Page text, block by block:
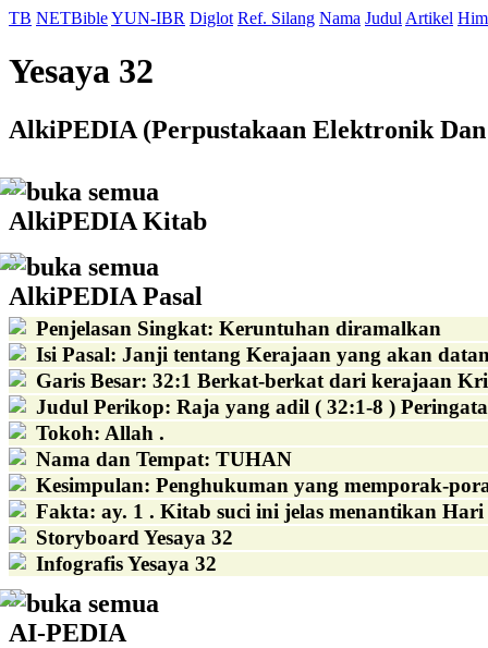
TB NETBibleYUN-IBR Diglot Ref. Silang Nama Judul Artikel
Yesaya 32
AlkiPEDIA (Perpustakaan Elektronik
buka semua
AlkiPEDIA Kitab
buka semua
AlkiPEDIA Pasal
Penjelasan Singkat: Keruntuhan diramalkan
Isi Pasal: Janji tentang Kerajaan yang akan
Garis Besar: 32:1 Berkat-berkat dari kerajaan
Judul Perikop: Raja yang adil ( 32:1-8 )
Tokoh: Allah .
Nama dan Tempat: TUHAN
Kesimpulan: Penghukuman yang memporak-
Fakta: ay. 1 . Kitab suci ini jelas menantikan
Storyboard Yesaya 32
Infografis Yesaya 32
buka semua
AI-PEDIA